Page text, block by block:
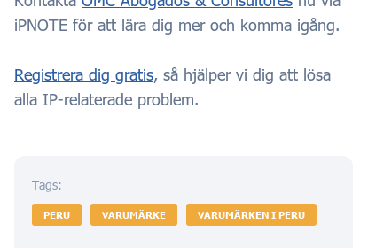
iPNOTE för att lära dig mer och komma igång.
Registrera dig gratis, så hjälper vi dig att lösa
alla IP-relaterade problem.
Tags:
PERU VARUMÄRKE VARUMÄRKEN I PERU